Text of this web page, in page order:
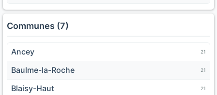
Communes (7)
Ancey 21
Baulme-la-Roche 21
Blaisy-Haut 21